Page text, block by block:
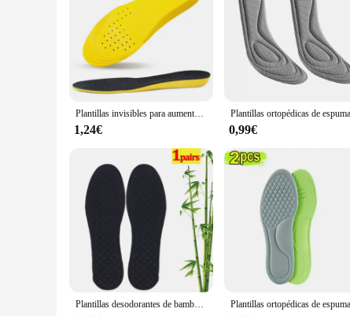
Plantillas invisibles para aumento de altura para hombres y mujeres, almohadilla de suela de zapatos amarilla, absorción de impactos transpirable, cojín para el cuidado de los pies
1,24€ 0,99€
Plantillas desodorantes de bambú para hombres y mujeres, almohadillas de malla transpirables para absorber el sudor, inserto deportivo, cojín ligero, 2-10 Uds.